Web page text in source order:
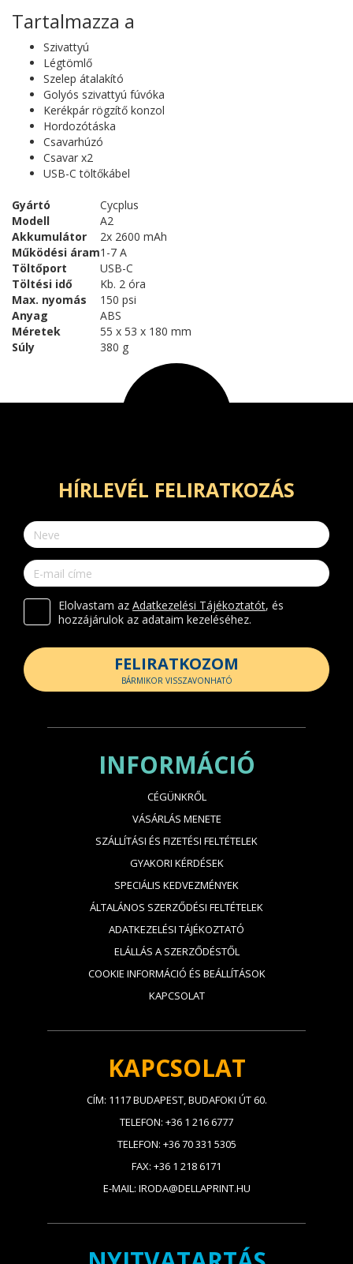
Tartalmazza a
Szivattyú
Légtömlő
Szelep átalakító
Golyós szivattyú fúvóka
Kerékpár rögzítő konzol
Hordozótáska
Csavarhúzó
Csavar x2
USB-C töltőkábel
Gyártó
Cycplus
Modell
A2
Akkumulátor
2x 2600 mAh
Működési áram1-7 A
Töltőport
USB-C
Töltési idő
Kb. 2 óra
Max. nyomás
150 psi
Anyag
ABS
Méretek
55 x 53 x 180 mm
Súly
380 g
HÍRLEVÉL FELIRATKOZÁS
Elolvastam az Adatkezelési Tájékoztatót, és
hozzájárulok az adataim kezeléséhez.
FELIRATKOZOM
BÁRMIKOR VISSZAVONHATÓ
INFORMÁCIÓ
CÉGÜNKRŐL
VÁSÁRLÁS MENETE
SZÁLLÍTÁSI ÉS FIZETÉSI FELTÉTELEK
GYAKORI KÉRDÉSEK
SPECIÁLIS KEDVEZMÉNYEK
ÁLTALÁNOS SZERZŐDÉSI FELTÉTELEK
ADATKEZELÉSI TÁJÉKOZTATÓ
ELÁLLÁS A SZERZŐDÉSTŐL
COOKIE INFORMÁCIÓ ÉS BEÁLLÍTÁSOK
KAPCSOLAT
KAPCSOLAT
CÍM: 1117 BUDAPEST, BUDAFOKI ÚT 60.
TELEFON: +36 1 216 6777
TELEFON: +36 70 331 5305
FAX: +36 1 218 6171
E-MAIL: IRODA@DELLAPRINT.HU